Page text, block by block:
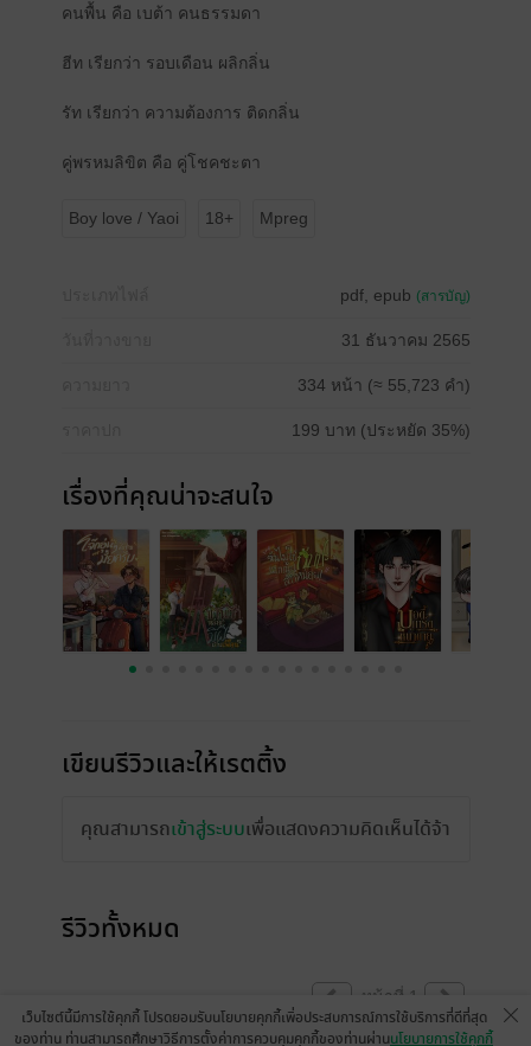
คนพื้น คือ เบต้า คนธรรมดา
ฮีท เรียกว่า รอบเดือน ผลิกลิ่น
รัท เรียกว่า ความต้องการ ติดกลิ่น
คู่พรหมลิขิต คือ คู่โชคชะตา
Boy love / Yaoi 18+ Mpreg
pdf, epub (สารบัญ)
31 ธันวาคม 2565
334 หน้า (≈ 55,723 คำ)
199 บาท (ประหยัด 35%)
เรื่องที่คุณน่าจะสนใจ
เขียนรีวิวและให้เรตติ้ง
คุณสามารถเข้าสู่ระบบเพื่อแสดงความคิดเห็นได้จ้า
รีวิวทั้งหมด
หน้าที่ 1
เว็บไซต์นี้มีการใช้คุกกี้ โปรดยอมรับนโยบายคุกกี้เพื่อประสบการณ์การใช้บริการที่ดีที่สุด
ของท่าน ท่านสามารถศึกษาวิธีการตั้งค่าการควบคุมคุกกี้ของท่านผ่านนโยบายการใช้คุกกี้